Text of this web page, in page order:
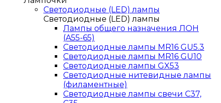
Светодиодные (LED) лампы
Светодиодные (LED) лампы
Лампы общего назначения ЛОН
(A55-65)
Светодиодные лампы MR16 GU5.3
Светодиодные лампы MR16 GU10
Светодиодные лампы GX53
Светодиодные нитевидные лампы
(филаментные)
Светодиодные лампы свечи C37,